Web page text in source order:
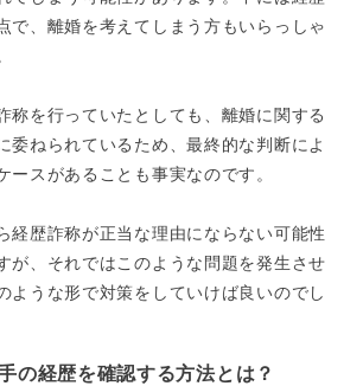
で、離婚を考えてしまう方もいらっしゃ
称を行っていたとしても、離婚に関する
委ねられているため、最終的な判断によ
ースがあることも事実なのです。
経歴詐称が正当な理由にならない可能性
が、それではこのような問題を発生させ
ような形で対策をしていけば良いのでし
の経歴を確認する方法とは？